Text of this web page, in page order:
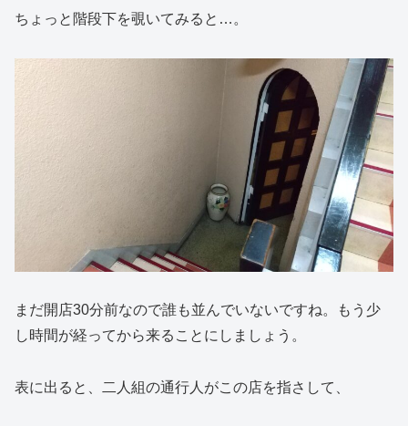
ちょっと階段下を覗いてみると…。
まだ開店30分前なので誰も並んでいないですね。もう少
し時間が経ってから来ることにしましょう。
表に出ると、二人組の通行人がこの店を指さして、